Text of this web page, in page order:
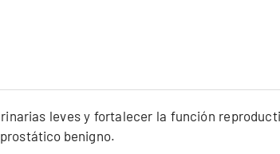
leves y fortalecer la función
benigno.